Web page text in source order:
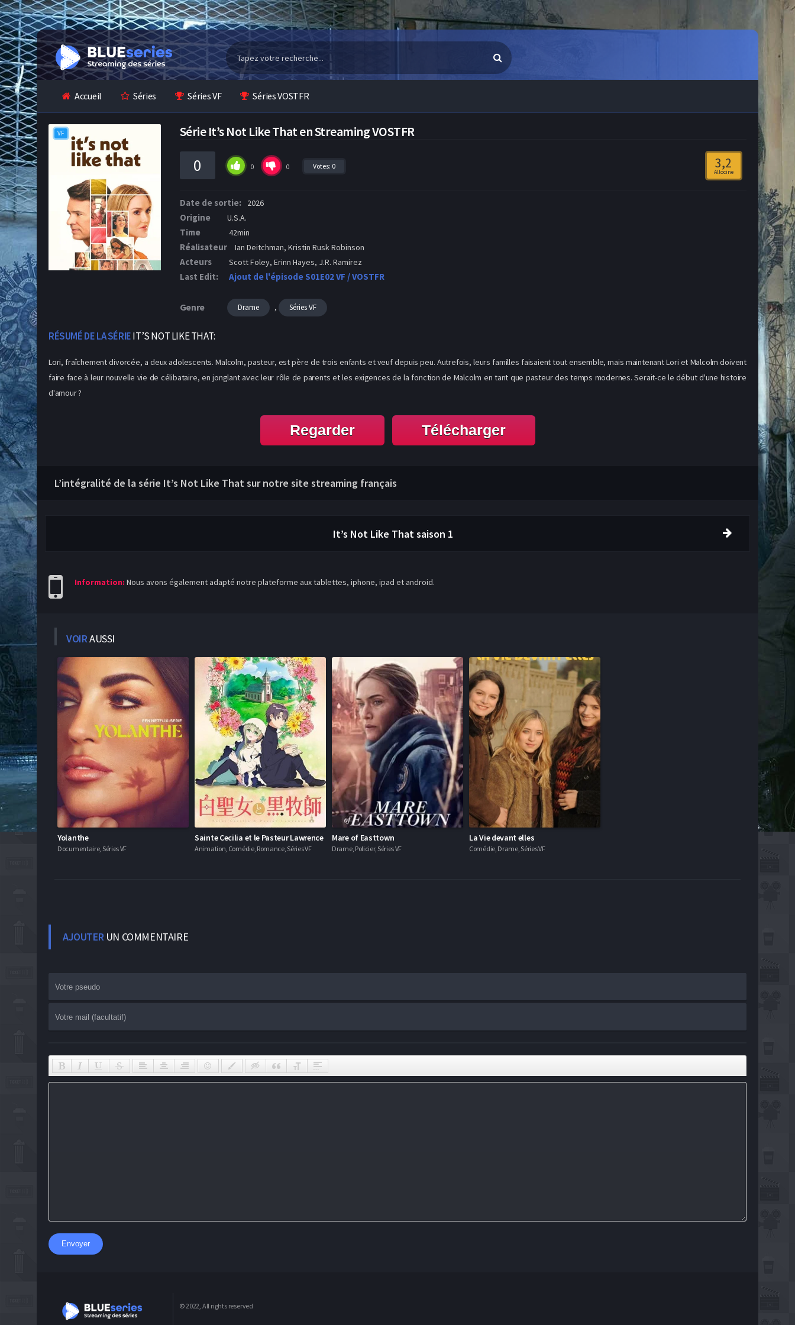
Accueil Séries Séries VF Séries VOSTFR
VF Série It’s Not Like That en Streaming VOSTFR
0 0 0 Votes: 0 3,2
Allocine
Date de sortie: 2026
Origine U.S.A.
Time 42min
Réalisateur Ian Deitchman, Kristin Rusk Robinson
Acteurs Scott Foley, Erinn Hayes, J.R. Ramirez
Last Edit: Ajout de l'épisode S01E02 VF / VOSTFR
Genre Drame , Séries VF
RÉSUMÉ DE LA SÉRIEIT’S NOT LIKE THAT:
Lori, fraîchement divorcée, a deux adolescents. Malcolm, pasteur, est père de trois enfants et veuf depuis peu. Autrefois, leurs familles faisaient tout ensemble, mais maintenant Lori et Malcolm doivent
faire face à leur nouvelle vie de célibataire, en jonglant avec leur rôle de parents et les exigences de la fonction de Malcolm en tant que pasteur des temps modernes. Serait-ce le début d'une histoire
d'amour ?
Regarder Télécharger
L’intégralité de la série It’s Not Like That sur notre site streaming français
It’s Not Like That saison 1
Information: Nous avons également adapté notre plateforme aux tablettes, iphone, ipad et android.
VOIRAUSSI
Yolanthe
Documentaire, Séries VF
Sainte Cecilia et le Pasteur Lawrence
Animation, Comédie, Romance, Séries VF
Mare of Easttown
Drame, Policier, Séries VF
La Vie devant elles
Comédie, Drame, Séries VF
AJOUTERUN COMMENTAIRE
Envoyer
© 2022, All rights reserved